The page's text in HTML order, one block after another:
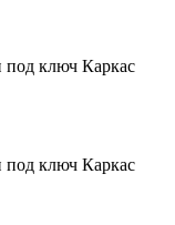
ключ Каркас
ключ Каркас